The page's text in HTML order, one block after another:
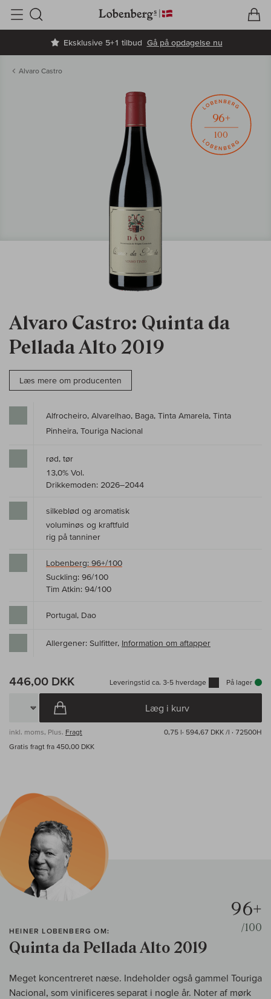
Eksklusive 5+1 tilbud Gå på opdagelse nu
Søg
Alvaro Castro
Alvaro Castro: Quinta da
Pellada Alto 2019
Læs mere om producenten
96+
100
Alfrocheiro, Alvarelhao, Baga, Tinta Amarela, Tinta
Pinheira, Touriga Nacional
rød, tør
13,0% Vol.
Drikkemoden: 2026–2044
silkeblød og aromatisk
voluminøs og kraftfuld
rig på tanniner
Lobenberg: 96+/100
Suckling: 96/100
Tim Atkin: 94/100
Portugal, Dao
Allergener: Sulfitter, Information om aftapper
446,00 DKK Leveringstid ca. 3-5 hverdage På lager
Læg i kurv
inkl. moms, Plus. Fragt 0,75 l· 594,67 DKK /l · 72500H
Gratis fragt fra 450,00 DKK
HEINER LOBENBERG OM:
Quinta da Pellada Alto 2019
96+
/100
Meget koncentreret næse. Indeholder også gammel Touriga
Nacional, som vinificeres separat i nogle år. Noter af mørk